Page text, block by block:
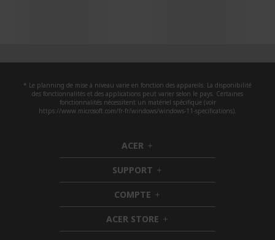
* Le planning de mise à niveau varie en fonction des appareils. La disponibilité
des fonctionnalités et des applications peut varier selon le pays. Certaines
fonctionnalités nécessitent un matériel spécifique (voir
https://www.microsoft.com/fr-fr/windows/windows-11-specifications).
ACER h
i
d
d
e
n
SUPPORT h
i
d
d
e
n
COMPTE h
i
d
d
ACER STORE h
i